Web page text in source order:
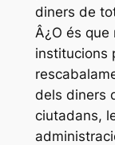
diners de
Â¿O és que
institucions
dels diners
ciutadans,